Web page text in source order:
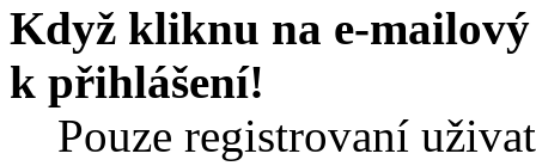
Když kliknu na e-
k přihlášení!
Pouze registrovaní